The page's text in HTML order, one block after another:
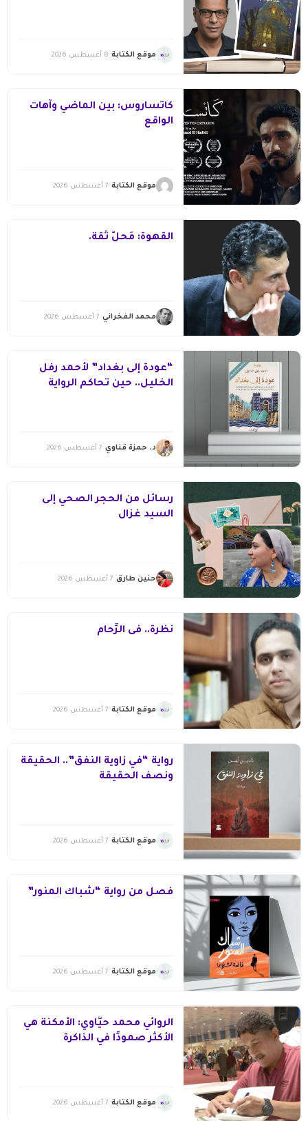
موقع الكتابة 8 أغسطس 2026
كاتساروس: بين الماضي وآهات
الواقع
موقع الكتابة 7 أغسطس 2026
القهوة: مَحلُّ ثقة.
محمد الفخراني 7 أغسطس 2026
“عودة إلى بغداد” لأحمد رفل
الخليل.. حين تحاكم الرواية
د. حمزة قناوي 7 أغسطس 2026
رسائل من الحجر الصحي إلى
السيد غزال
حنين طارق 7 أغسطس 2026
نظرة.. فى الزِّحام
موقع الكتابة 7 أغسطس 2026
رواية “في زاوية النفق”.. الحقيقة
ونصف الحقيقة
موقع الكتابة 7 أغسطس 2026
فصل من رواية “شباك المنور”
موقع الكتابة 7 أغسطس 2026
الروائي محمد حيَّاوي: الأمكنة هي
الأكثر صمودًا في الذاكرة
موقع الكتابة 7 أغسطس 2026